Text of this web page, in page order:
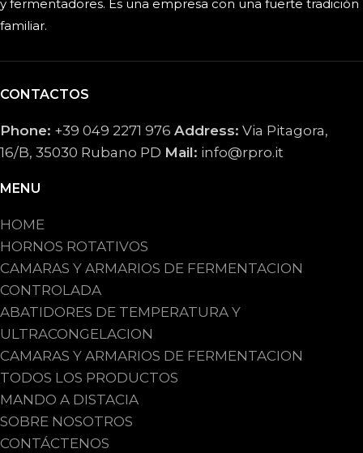
y fermentadores. Es una empresa con una fuerte tradición
familiar.
CONTACTOS
Phone: +39 049 2271 976 Address: Via Pitagora,
16/B, 35030 Rubano PD Mail: info@rpro.it
MENU
HOME
HORNOS ROTATIVOS
CAMARAS Y ARMARIOS DE FERMENTACION
CONTROLADA
ABATIDORES DE TEMPERATURA Y
ULTRACONGELACION
CAMARAS Y ARMARIOS DE FERMENTACION
TODOS LOS PRODUCTOS
MANDO A DISTACIA
SOBRE NOSOTROS
CONTÁCTENOS